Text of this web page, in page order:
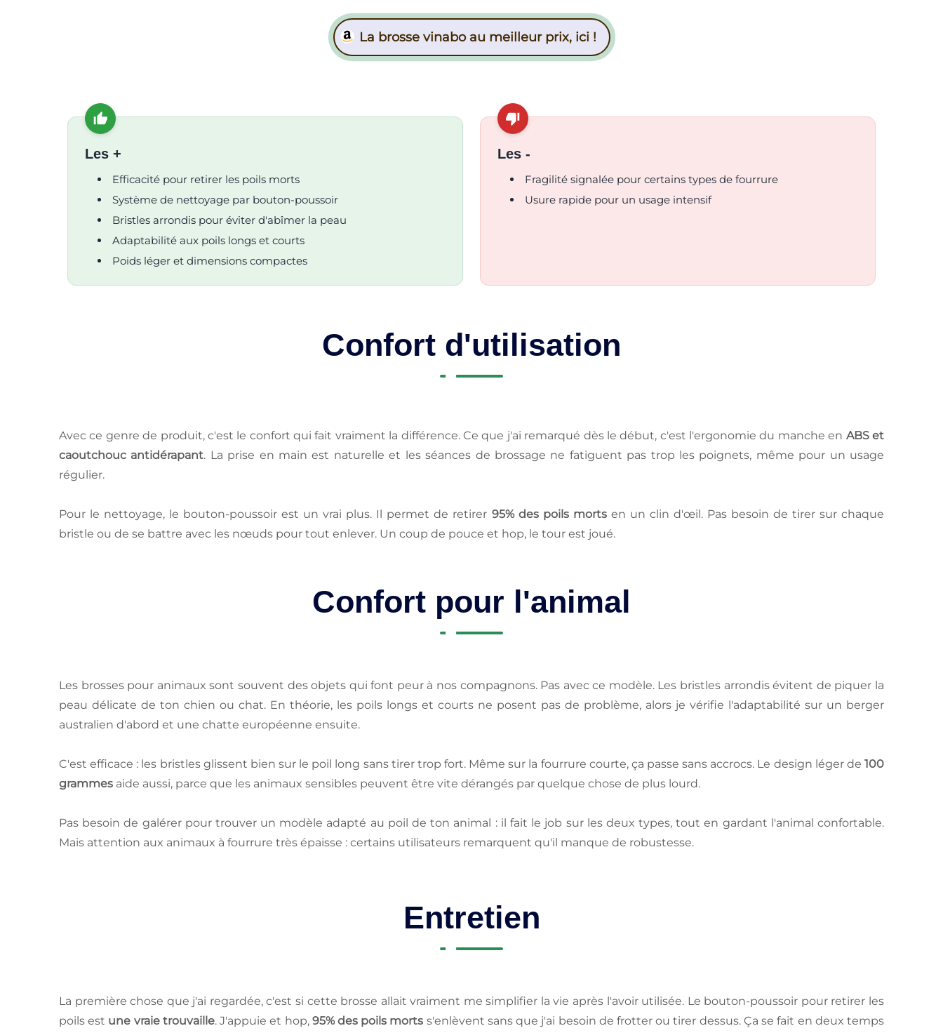
La brosse vinabo au meilleur prix, ici !
Les +
Efficacité pour retirer les poils morts
Système de nettoyage par bouton-poussoir
Bristles arrondis pour éviter d'abîmer la peau
Adaptabilité aux poils longs et courts
Poids léger et dimensions compactes
Les -
Fragilité signalée pour certains types de fourrure
Usure rapide pour un usage intensif
Confort d'utilisation
Avec ce genre de produit, c'est le confort qui fait vraiment la différence. Ce que j'ai remarqué dès le début, c'est l'ergonomie du manche en ABS et
caoutchouc antidérapant. La prise en main est naturelle et les séances de brossage ne fatiguent pas trop les poignets, même pour un usage
régulier.
Pour le nettoyage, le bouton-poussoir est un vrai plus. Il permet de retirer 95% des poils mortsen un clin d'œil. Pas besoin de tirer sur chaque
bristle ou de se battre avec les nœuds pour tout enlever. Un coup de pouce et hop, le tour est joué.
Confort pour l'animal
Les brosses pour animaux sont souvent des objets qui font peur à nos compagnons. Pas avec ce modèle. Les bristles arrondis évitent de piquer la
peau délicate de ton chien ou chat. En théorie, les poils longs et courts ne posent pas de problème, alors je vérifie l'adaptabilité sur un berger
australien d'abord et une chatte européenne ensuite.
C'est efficace : les bristles glissent bien sur le poil long sans tirer trop fort. Même sur la fourrure courte, ça passe sans accrocs. Le design léger de 100
grammes aide aussi, parce que les animaux sensibles peuvent être vite dérangés par quelque chose de plus lourd.
Pas besoin de galérer pour trouver un modèle adapté au poil de ton animal : il fait le job sur les deux types, tout en gardant l'animal confortable.
Mais attention aux animaux à fourrure très épaisse : certains utilisateurs remarquent qu'il manque de robustesse.
Entretien
La première chose que j'ai regardée, c'est si cette brosse allait vraiment me simplifier la vie après l'avoir utilisée. Le bouton-poussoir pour retirer les
poils est une vraie trouvaille. J'appuie et hop, 95% des poils morts s'enlèvent sans que j'ai besoin de frotter ou tirer dessus. Ça se fait en deux temps